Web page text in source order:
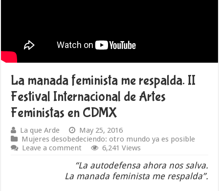
La manada feminista me respalda. II
Festival Internacional de Artes
Feministas en CDMX
La que Arde
May 25, 2016
Mujeres desobedeciendo: otro mundo ya es posible
Leave a comment
6,241 Views
“La autodefensa ahora nos salva.
La manada feminista me respalda”.